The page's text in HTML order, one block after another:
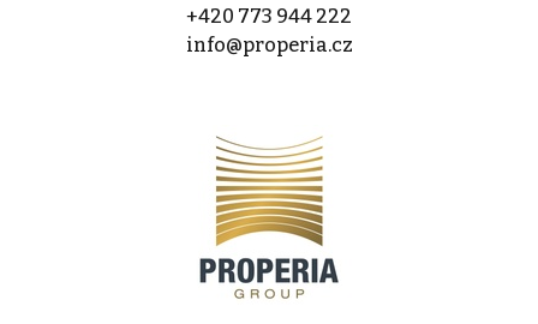
+420 773 944 222
info@properia.cz